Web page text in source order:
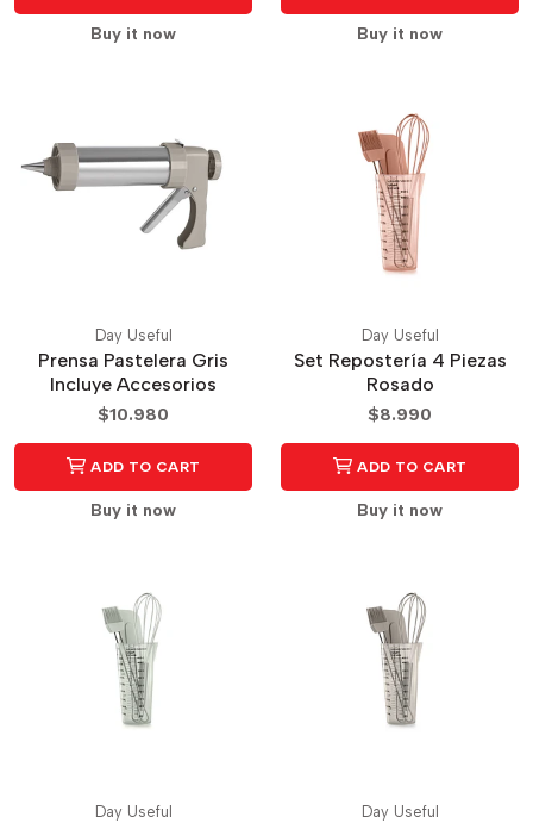
Buy it now Buy it now
Day Useful
Prensa Pastelera Gris
Incluye Accesorios
$10.980
ADD TO CART
Buy it now
Day Useful
Set Repostería 4 Piezas
Rosado
$8.990
ADD TO CART
Buy it now
Day Useful Day Useful